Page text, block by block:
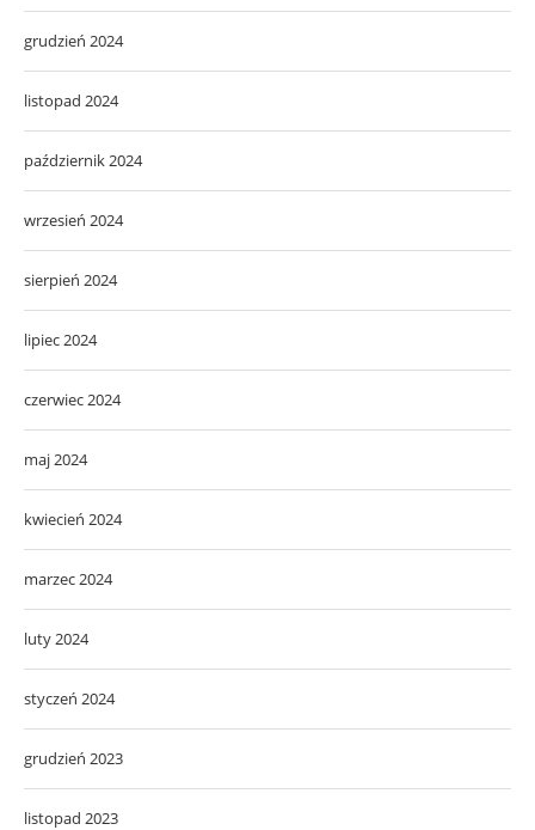
grudzień 2024
listopad 2024
październik 2024
wrzesień 2024
sierpień 2024
lipiec 2024
czerwiec 2024
maj 2024
kwiecień 2024
marzec 2024
luty 2024
styczeń 2024
grudzień 2023
listopad 2023